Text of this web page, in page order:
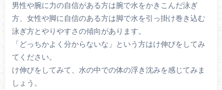
男性や腕に力の自信がある方は腕で水をかきこんだ泳ぎ
方、女性や脚に自信のある方は脚で水を引っ掛け巻き込む
泳ぎ方とやりやすさの傾向があります。
「どっちかよく分からないな」という方はけ伸びをしてみ
てください。
け伸びをしてみて、水の中での体の浮き沈みを感じてみま
しょう。